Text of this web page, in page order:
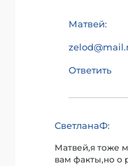
Матвей:
Ответить
СветланаФ:
Матвей,я тоже
вам факты,но о